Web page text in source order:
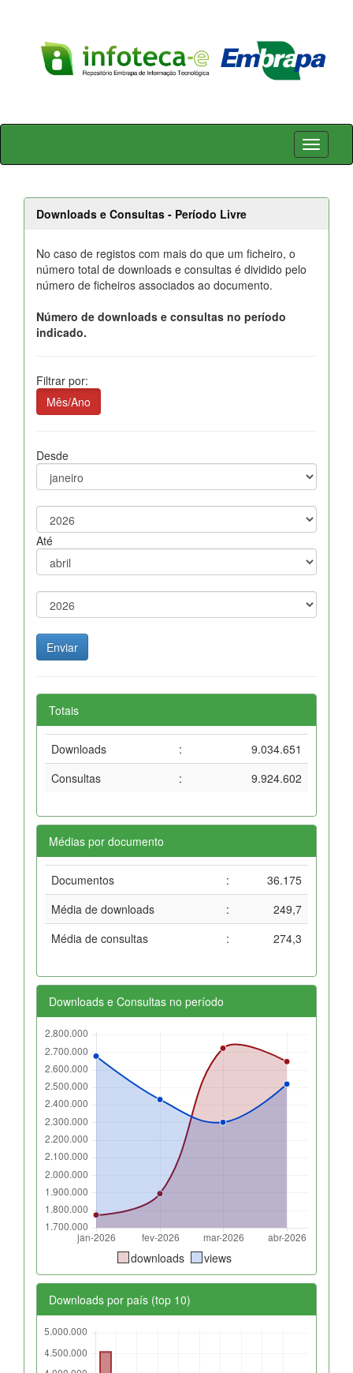
Skip
Downloads e Consultas - Período Livre
No caso de registos com mais do que um ficheiro, o
número total de downloads e consultas é dividido pelo
número de ficheiros associados ao documento.
Número de downloads e consultas no período
indicado.
Filtrar por:
Mês/Ano
Desde
Até
Totais
Downloads :
9.034.651
Consultas
: 9.924.602
Médias por documento
Documentos :
36.175
Média de downloads
:
249,7
Média de consultas
: 274,3
Downloads e Consultas no período
downloads views
Downloads por país (top 10)